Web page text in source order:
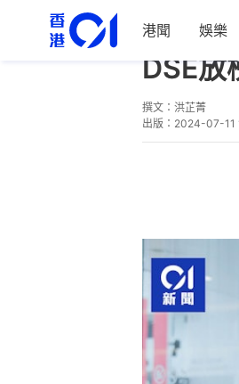
港聞 娛樂
教育 DSE專區
DSE
撰文： 洪芷菁
出版： 2024-07-11